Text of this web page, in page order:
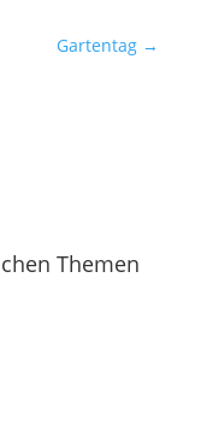
Gartentag →
Themen